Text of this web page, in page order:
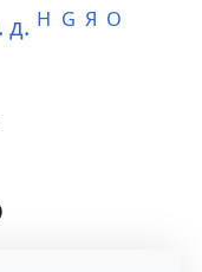
д. H G Я O